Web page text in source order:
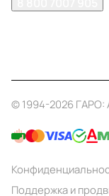
© 1994-2026 ГАРО:
Поддержка и